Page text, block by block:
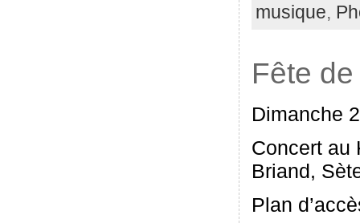
musique,
Fête
Dimanche
Concert au
Briand,
Plan